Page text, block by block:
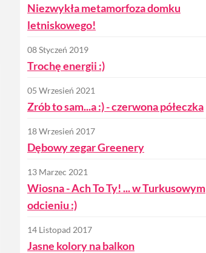
Niezwykła metamorfoza domku
letniskowego!
08 Styczeń 2019
Trochę energii :)
05 Wrzesień 2021
Zrób to sam...a :) - czerwona półeczka
18 Wrzesień 2017
Dębowy zegar Greenery
13 Marzec 2021
Wiosna - Ach To Ty! ... w Turkusowym
odcieniu :)
14 Listopad 2017
Jasne kolory na balkon